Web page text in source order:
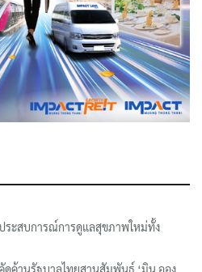
ะสบการณ์การดูแลสุขภาพใหม่ทั้ง